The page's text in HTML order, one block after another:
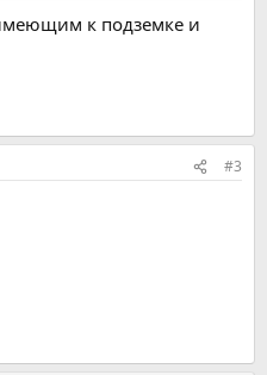
к подземке и
#3